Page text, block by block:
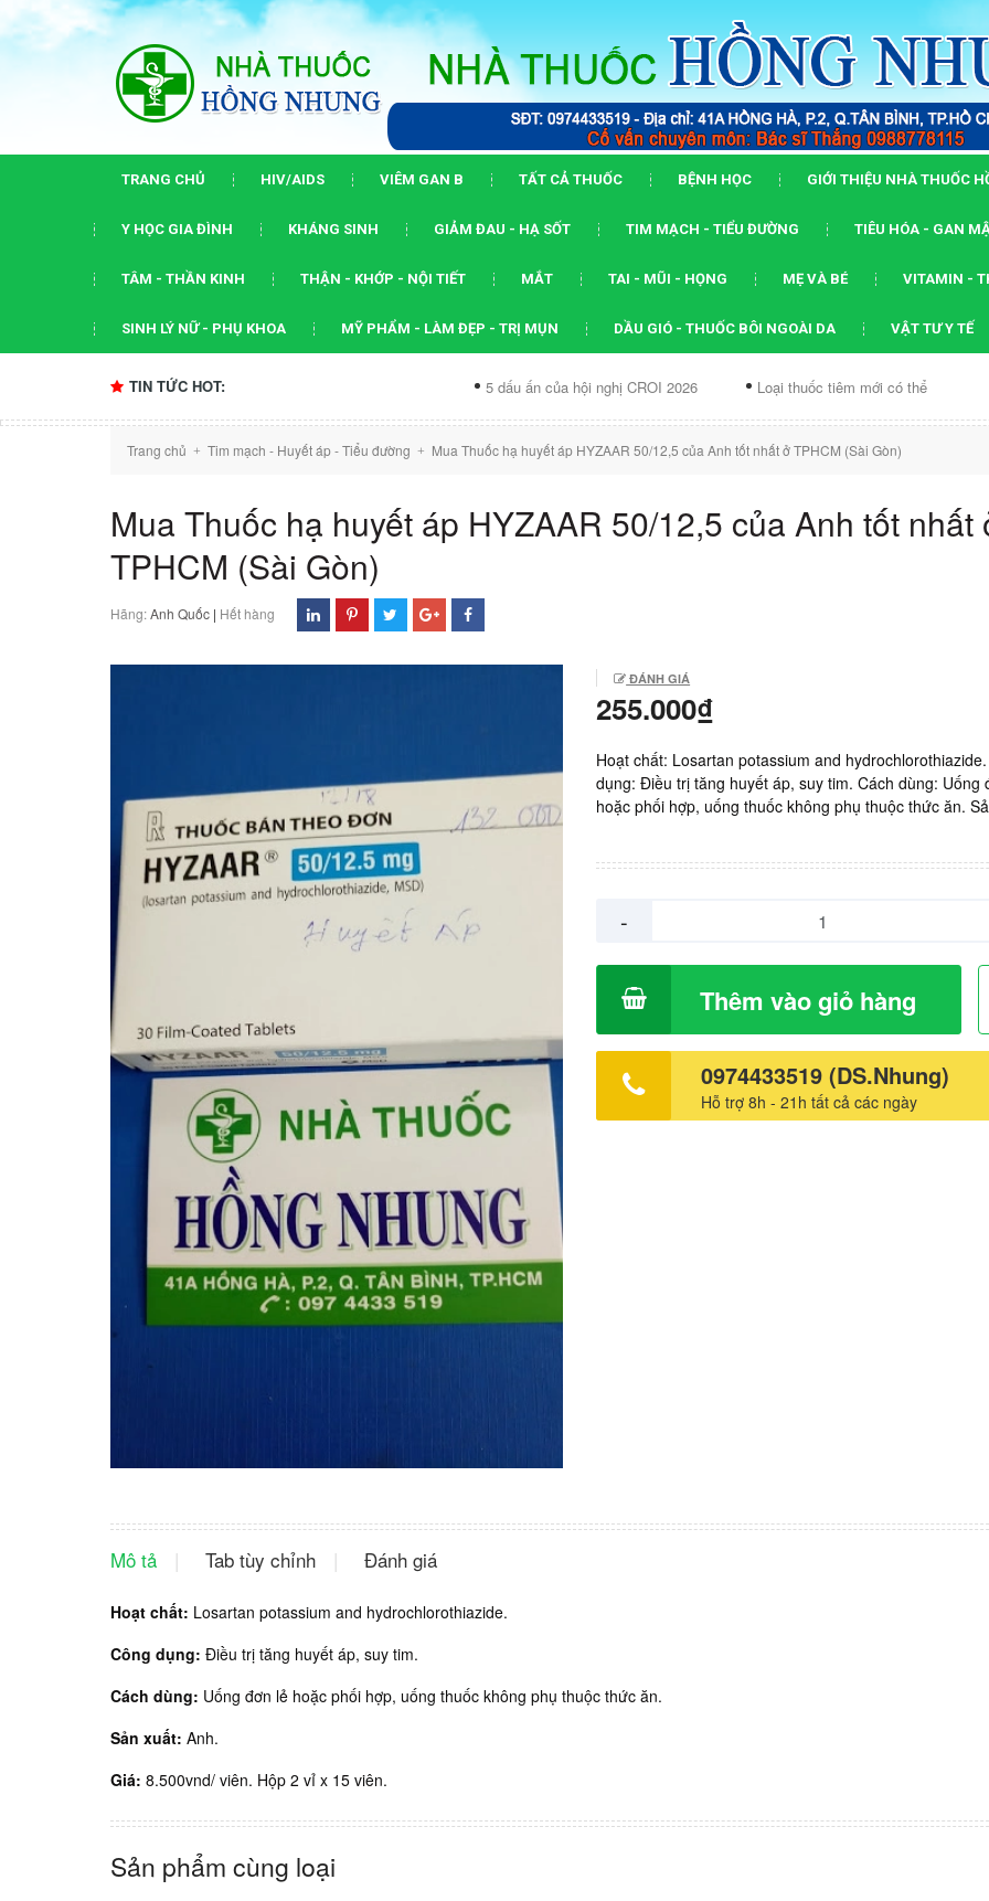
TRANG CHỦ HIV/AIDS VIÊM GAN B TẤT CẢ THUỐC BỆNH HỌC GIỚI THIỆU NHÀ THUỐC
Y HỌC GIA ĐÌNH KHÁNG SINH GIẢM ĐAU - HẠ SỐT TIM MẠCH - TIỂU ĐƯỜNG TIÊU HÓA - GAN
TÂM - THẦN KINH THẬN - KHỚP - NỘI TIẾT MẮT TAI - MŨI - HỌNG MẸ VÀ BÉ VITAMIN -
SINH LÝ NỮ - PHỤ KHOA MỸ PHẨM - LÀM ĐẸP - TRỊ MỤN DẦU GIÓ - THUỐC BÔI NGOÀI DA VẬT TƯ Y TẾ
TIN TỨC HOT: 5 dấu ấn của hội nghị CROI 2026 Loại thuốc tiêm mới có thể ức chế...
Trang chủ + Tim mạch - Huyết áp - Tiểu đường + Mua Thuốc hạ huyết áp HYZAAR 50/12,5 của Anh tốt nhất ở TPHCM (Sài Gòn)
Mua Thuốc hạ huyết áp HYZAAR 50/12,5 của Anh tốt nhất
TPHCM (Sài Gòn)
Hãng:Anh Quốc| Hết hàng
ĐÁNH GIÁ
255.000₫
Hoạt chất: Losartan potassium and
dụng: Điều trị tăng huyết áp, suy tim. Cách dùng: Uống
hoặc phối hợp, uống thuốc không phụ thuộc thức ăn.
-
Thêm vào giỏ hàng
0974433519 (DS.Nhung)
Hỗ trợ 8h - 21h tất cả các ngày
Mô tả Tab tùy chỉnh Đánh giá
Hoạt chất: Losartan potassium and hydrochlorothiazide.
Công dụng: Điều trị tăng huyết áp, suy tim.
Cách dùng: Uống đơn lẻ hoặc phối hợp, uống thuốc không phụ thuộc thức ăn.
Sản xuất: Anh.
Giá: 8.500vnd/ viên. Hộp 2 vỉ x 15 viên.
Sản phẩm cùng loại